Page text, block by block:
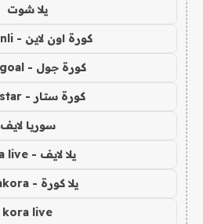
يلا شوت
كورة اون لاين - kora onli
كورة جول - kora goal
كورة ستار - kora star
سوريا لايف
يلا لايف - yalla live
يلا كورة - yallakora
kora live